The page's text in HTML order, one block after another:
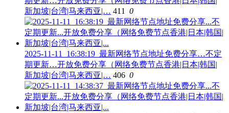
新加坡|台湾|马来西亚|… 411 0
2025-11-11_16:38:19_最新网络节点地址免费分享…不定
期更新…开放免费分享（网络免费节点香港|日本|韩国|
新加坡|台湾|马来西亚|… 406 0